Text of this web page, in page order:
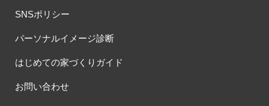
SNSポリシー
パーソナルイメージ診断
はじめての家づくりガイド
お問い合わせ